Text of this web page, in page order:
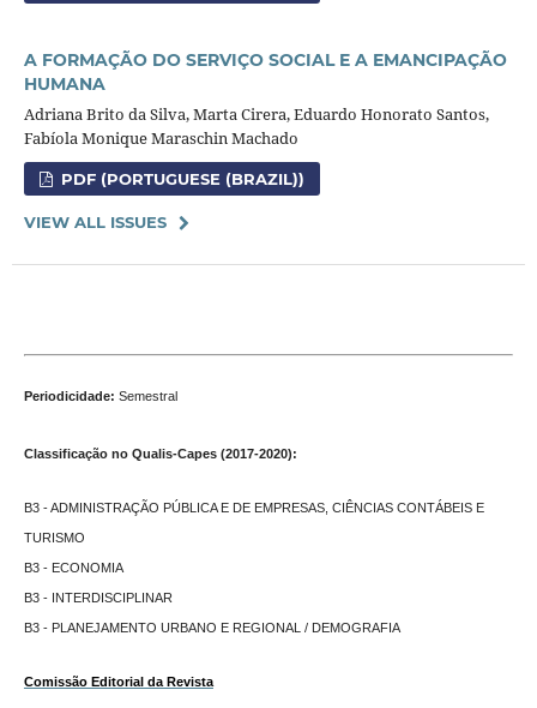
A FORMAÇÃO DO SERVIÇO SOCIAL E A EMANCIPAÇÃO
HUMANA
Adriana Brito da Silva, Marta Cirera, Eduardo Honorato Santos,
Fabíola Monique Maraschin Machado
PDF (PORTUGUESE (BRAZIL))
VIEW ALL ISSUES
Periodicidade: Semestral
Classificação no Qualis-Capes (2017-2020):
B3 - ADMINISTRAÇÃO PÚBLICA E DE EMPRESAS, CIÊNCIAS CONTÁBEIS E
TURISMO
B3 - ECONOMIA
B3 - INTERDISCIPLINAR
B3 - PLANEJAMENTO URBANO E REGIONAL / DEMOGRAFIA
Comissão Editorial da Revista